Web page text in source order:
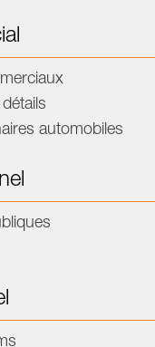
automobiles